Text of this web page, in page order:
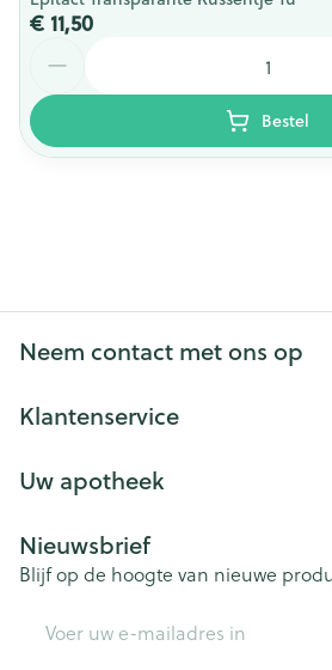
€ 11,50
Bestel
Neem contact met ons op
Klantenservice
Uw apotheek
Nieuwsbrief
Blijf op de hoogte van nieuwe